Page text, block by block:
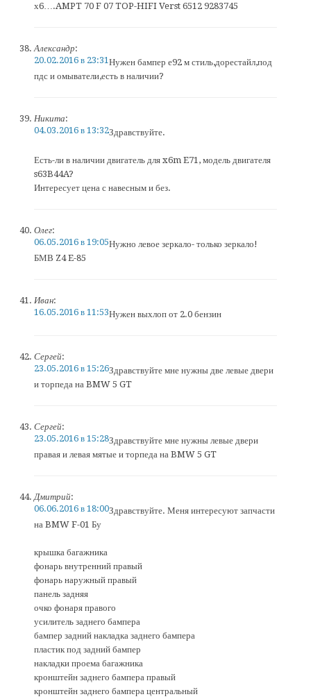
х6….AMPT 70 F 07 TOP-HIFI Verst 6512 9283745
Александр:
20.02.2016 в 23:31Нужен бампер е92 м стиль,дорестайл,под
пдс и омыватели,есть в наличии?
Никита:
04.03.2016 в 13:32Здравствуйте.
Есть-ли в наличии двигатель для x6m E71, модель двигателя
s63B44A?
Интересует цена с навесным и без.
Олег:
06.05.2016 в 19:05Нужно левое зеркало- только зеркало!
БМВ Z4 E-85
Иван:
16.05.2016 в 11:53Нужен выхлоп от 2.0 бензин
Сергей:
23.05.2016 в 15:26Здравствуйте мне нужны две левые двери
и торпеда на BMW 5 GT
Сергей:
23.05.2016 в 15:28Здравствуйте мне нужны левые двери
правая и левая мятые и торпеда на BMW 5 GT
Дмитрий:
06.06.2016 в 18:00Здравствуйте. Меня интересуют запчасти
на BMW F-01 Бу
крышка багажника
фонарь внутренний правый
фонарь наружный правый
панель задняя
очко фонаря правого
усилитель заднего бампера
бампер задний накладка заднего бампера
пластик под задний бампер
накладки проема багажника
кронштейн заднего бампера правый
кронштейн заднего бампера центральный